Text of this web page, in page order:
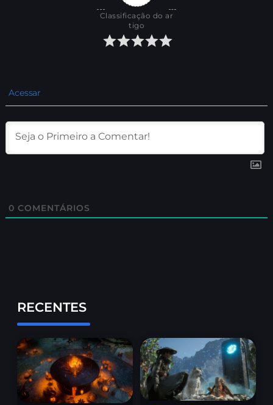
Classificação do ar
tigo
Acessar
0 COMENTÁRIOS
RECENTES